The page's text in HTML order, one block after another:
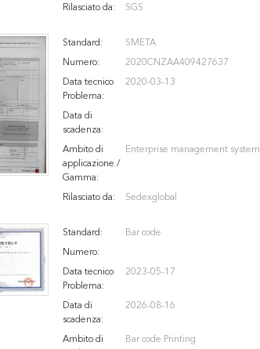
Rilasciato da: SGS
Standard: SMETA
Numero: 2020CNZAA409427637
Data tecnico
Problema:
2020-03-13
Data di
scadenza:
Ambito di
applicazione /
Gamma:
Enterprise management system
Rilasciato da: Sedexglobal
Standard: Bar code
Numero:
Data tecnico
Problema:
2023-05-17
Data di
scadenza:
2026-08-16
Ambito di
Bar code Printing